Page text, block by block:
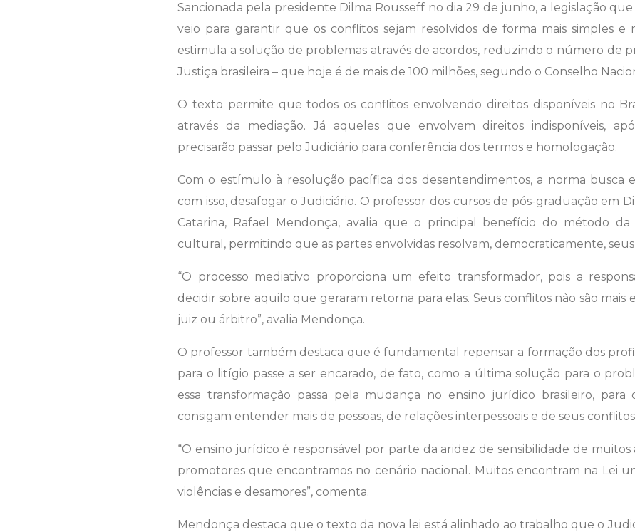
Sancionada pela presidente Dilma Rousseff no dia 29 de junho, a legislação
veio para garantir que os conflitos sejam resolvidos de forma mais simples e
estimula a solução de problemas através de acordos, reduzindo o número de
Justiça brasileira – que hoje é de mais de 100 milhões, segundo o Conselho
O texto permite que todos os conflitos envolvendo direitos disponíveis no
através da mediação. Já aqueles que envolvem direitos indisponíveis,
precisarão passar pelo Judiciário para conferência dos termos e homologação.
Com o estímulo à resolução pacífica dos desentendimentos, a norma busca
com isso, desafogar o Judiciário. O professor dos cursos de pós-graduação em
Catarina, Rafael Mendonça, avalia que o principal benefício do método
cultural, permitindo que as partes envolvidas resolvam, democraticamente,
“O processo mediativo proporciona um efeito transformador, pois a
decidir sobre aquilo que geraram retorna para elas. Seus conflitos não são mais
juiz ou árbitro”, avalia Mendonça.
O professor também destaca que é fundamental repensar a formação dos
para o litígio passe a ser encarado, de fato, como a última solução para o
essa transformação passa pela mudança no ensino jurídico brasileiro, para
consigam entender mais de pessoas, de relações interpessoais e de seus
“O ensino jurídico é responsável por parte da aridez de sensibilidade de muitos
promotores que encontramos no cenário nacional. Muitos encontram na Lei
violências e desamores”, comenta.
Mendonça destaca que o texto da nova lei está alinhado ao trabalho que o